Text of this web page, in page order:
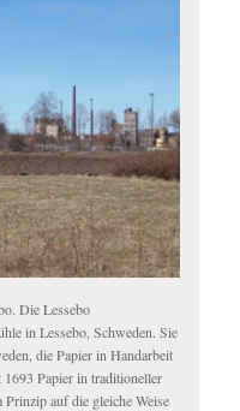
Die Lessebo
in Lessebo, Schweden. Sie
die Papier in Handarbeit
Papier in traditioneller
auf die gleiche Weise